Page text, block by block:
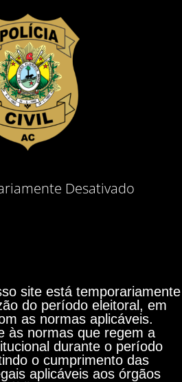
Desativado
site está temporariamente
do período eleitoral, em
as normas aplicáveis.
às normas que regem a
durante o período
o cumprimento das
aplicáveis aos órgãos